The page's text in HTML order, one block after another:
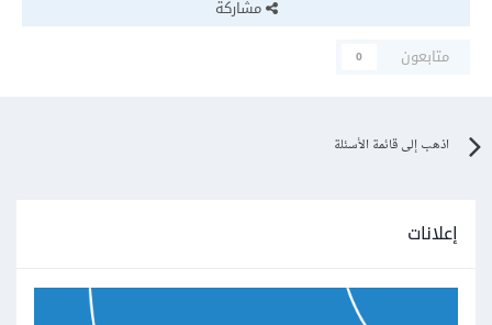
مشاركة
متابعون
0
اذهب إلى قائمة الأسئلة
إعلانات